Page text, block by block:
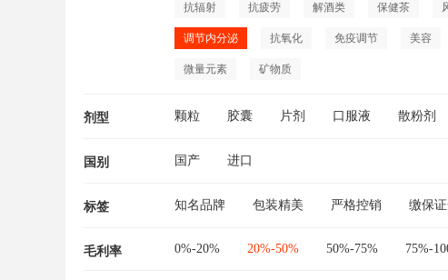
抗辐射 抗疲劳 解酒类 保健茶
调节内分泌 抗氧化 免疫调节 美容
微量元素 矿物质
剂型 颗粒 胶囊 片剂 口服液 散粉剂
国别 国产 进口
标签 知名品牌 包装精美 严格控销 缴保
毛利率 0%-20% 20%-50% 50%-75% 75%-